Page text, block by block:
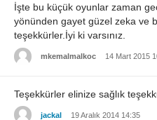
İşte bu küçük oyunlar zaman
yönünden gayet güzel zeka ve
teşekkürler.İyi ki varsınız.
mkemalmalkoc 14 Mart 2015
Teşekkürler elinize sağlık
jackal 19 Aralık 2014 14:35